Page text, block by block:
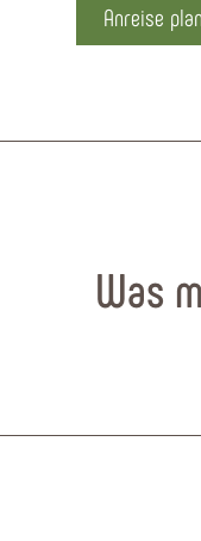
Anreise
Was